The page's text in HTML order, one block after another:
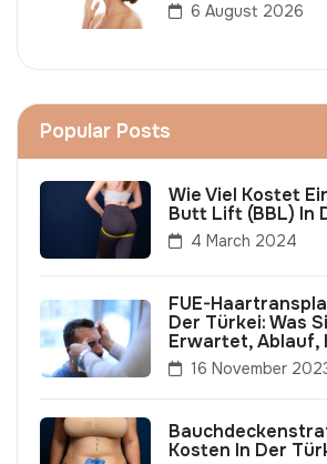
6 August 2026
Popular Posts
Wie Viel Kostet
Butt Lift (BBL) In
4 March 2024
FUE-
Der Türkei: Was
Erwartet, Ablauf,
16 November
Kosten In Der